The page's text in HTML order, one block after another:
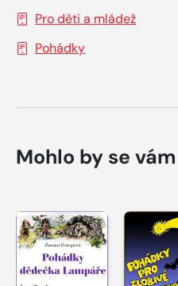
Pro děti a mládež
Pohádky
Mohlo by se